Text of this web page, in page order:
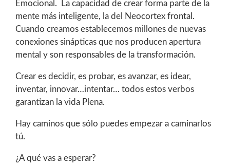
Emocional. La capacidad de crear forma parte de la
mente más inteligente, la del Neocortex frontal.
Cuando creamos establecemos millones de nuevas
conexiones sinápticas que nos producen apertura
mental y son responsables de la transformación.
Crear es decidir, es probar, es avanzar, es idear,
inventar, innovar…intentar… todos estos verbos
garantizan la vida Plena.
Hay caminos que sólo puedes empezar a caminarlos
tú.
¿A qué vas a esperar?